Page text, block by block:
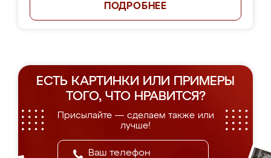
ПОДРОБНЕЕ
ЕСТЬ КАРТИНКИ ИЛИ ПРИМЕРЫ
ТОГО, ЧТО НРАВИТСЯ?
Присылайте — сделаем также или
лучше!